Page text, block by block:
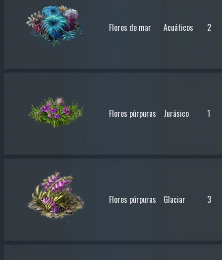
Flores de mar Acuáticos 2
Flores púrpuras Jurásico 1
Flores púrpuras Glaciar 3